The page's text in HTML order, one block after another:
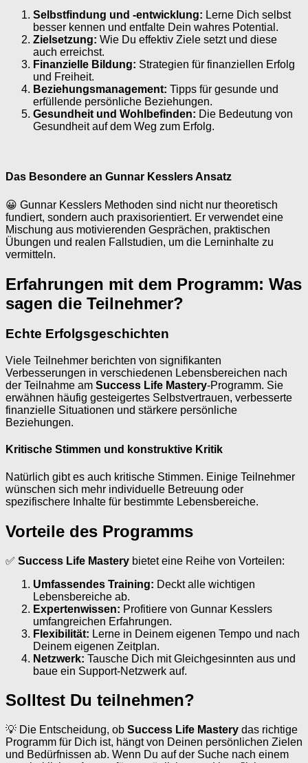
Selbstfindung und -entwicklung: Lerne Dich selbst
besser kennen und entfalte Dein wahres Potential.
Zielsetzung: Wie Du effektiv Ziele setzt und diese
auch erreichst.
Finanzielle Bildung: Strategien für finanziellen Erfolg
und Freiheit.
Beziehungsmanagement: Tipps für gesunde und
erfüllende persönliche Beziehungen.
Gesundheit und Wohlbefinden: Die Bedeutung von
Gesundheit auf dem Weg zum Erfolg.
Das Besondere an Gunnar Kesslers Ansatz
😀 Gunnar Kesslers Methoden sind nicht nur theoretisch
fundiert, sondern auch praxisorientiert. Er verwendet eine
Mischung aus motivierenden Gesprächen, praktischen
Übungen und realen Fallstudien, um die Lerninhalte zu
vermitteln.
Erfahrungen mit dem Programm: Was
sagen die Teilnehmer?
Echte Erfolgsgeschichten
Viele Teilnehmer berichten von signifikanten
Verbesserungen in verschiedenen Lebensbereichen nach
der Teilnahme am Success Life Mastery-Programm. Sie
erwähnen häufig gesteigertes Selbstvertrauen, verbesserte
finanzielle Situationen und stärkere persönliche
Beziehungen.
Kritische Stimmen und konstruktive Kritik
Natürlich gibt es auch kritische Stimmen. Einige Teilnehmer
wünschen sich mehr individuelle Betreuung oder
spezifischere Inhalte für bestimmte Lebensbereiche.
Vorteile des Programms
✅ Success Life Mastery bietet eine Reihe von Vorteilen:
Umfassendes Training: Deckt alle wichtigen
Lebensbereiche ab.
Expertenwissen: Profitiere von Gunnar Kesslers
umfangreichen Erfahrungen.
Flexibilität: Lerne in Deinem eigenen Tempo und nach
Deinem eigenen Zeitplan.
Netzwerk: Tausche Dich mit Gleichgesinnten aus und
baue ein Support-Netzwerk auf.
Solltest Du teilnehmen?
💡 Die Entscheidung, ob Success Life Mastery das richtige
Programm für Dich ist, hängt von Deinen persönlichen Zielen
und Bedürfnissen ab. Wenn Du auf der Suche nach einem